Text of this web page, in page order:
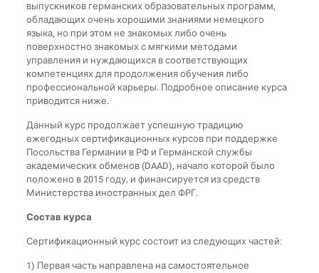
выпускников германских образовательных программ,
обладающих очень хорошими знаниями немецкого
языка, но при этом не знакомых либо очень
поверхностно знакомых с мягкими методами
управления и нуждающихся в соответствующих
компетенциях для продолжения обучения либо
профессиональной карьеры. Подробное описание курса
приводится ниже.
Данный курс продолжает успешную традицию
ежегодных сертификационных курсов при поддержке
Посольства Германии в РФ и Германской службы
академических обменов (DAAD), начало которой было
положено в 2015 году, и финансируется из средств
Министерства иностранных дел ФРГ.
Состав курса
Сертификационный курс состоит из следующих частей:
1) Первая часть направлена на самостоятельное